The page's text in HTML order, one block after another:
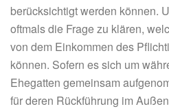
berücksichtigt werden können.
oftmals die Frage zu klären,
von dem Einkommen des
können. Sofern es sich um
Ehegatten gemeinsam
für deren Rückführung im